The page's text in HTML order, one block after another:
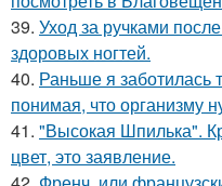
39. Уход за ручками
здоровых ногтей.
40. Раньше я заботилась
понимая, что организму
41. "Высокая Шпилька".
цвет, это заявление.